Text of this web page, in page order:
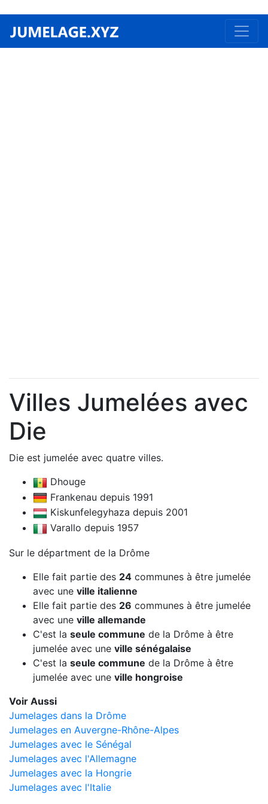
Villes Jumelées avec
Die
Die est jumelée avec quatre villes.
Dhouge
Frankenau depuis 1991
Kiskunfelegyhaza depuis 2001
Varallo depuis 1957
Sur le départment de la Drôme
Elle fait partie des 24 communes à être jumelée
avec une ville italienne
Elle fait partie des 26 communes à être jumelée
avec une ville allemande
C'est la seule commune de la Drôme à être
jumelée avec une ville sénégalaise
C'est la seule commune de la Drôme à être
jumelée avec une ville hongroise
Voir Aussi
Jumelages dans la Drôme
Jumelages en Auvergne-Rhône-Alpes
Jumelages avec le Sénégal
Jumelages avec l'Allemagne
Jumelages avec la Hongrie
Jumelages avec l'Italie